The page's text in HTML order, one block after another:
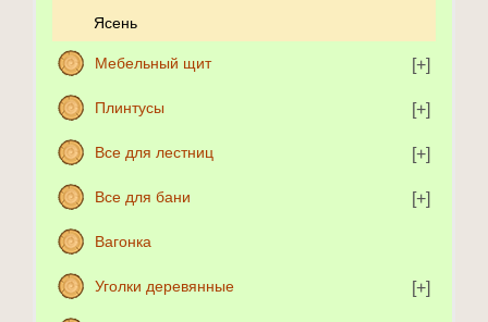
Ясень
Мебельный щит
Плинтусы
Все для лестниц
Все для бани
Вагонка
Уголки деревянные